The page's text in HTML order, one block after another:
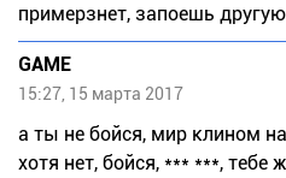
примерзнет, запоешь
GAME
15:27, 15 марта 2017
а ты не бойся, мир клином
хотя нет, бойся, *** ***, тебе